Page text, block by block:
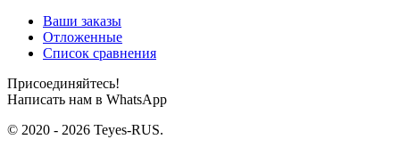
Ваши заказы
Отложенные
Список сравнения
Присоединяйтесь!
Написать нам в WhatsApp
© 2020 - 2026 Teyes-RUS.